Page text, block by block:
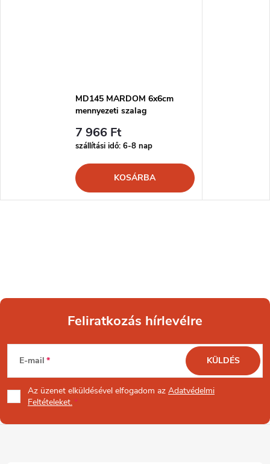
MD145 MARDOM 6x6cm
mennyezeti szalag
7 966 Ft
szállítási idő: 6-8 nap
KOSÁRBA
L
á
b
Feliratkozás hírlevélre
E-mail
Az üzenet elküldésével elfogadom az Adatvédelmi
Feltételeket.
KÜLDÉS